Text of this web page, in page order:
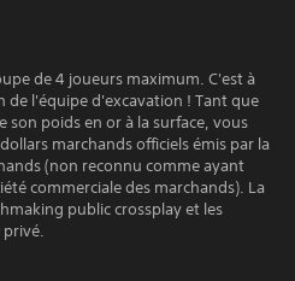
de 4 joueurs maximum. C'est à
de l'équipe d'excavation ! Tant que
poids en or à la surface, vous
marchands officiels émis par la
(non reconnu comme ayant
commerciale des marchands). La
public crossplay et les